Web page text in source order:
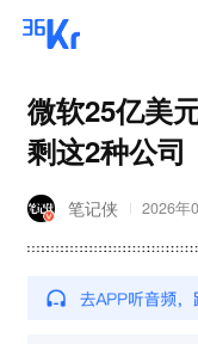
微软25亿美
剩这2种公司
笔记侠 2026年